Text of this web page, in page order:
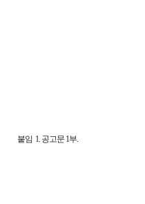
붙임 1. 공고문 1부.